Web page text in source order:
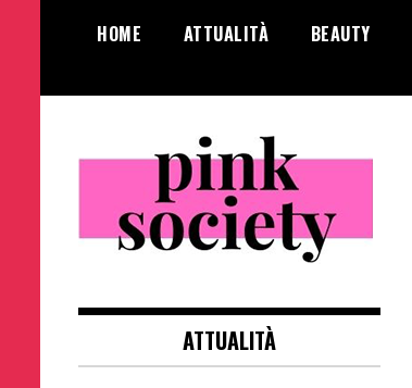
HOME ATTUALITÀ BEAUTY
Pink Society
femminile
ATTUALITÀ